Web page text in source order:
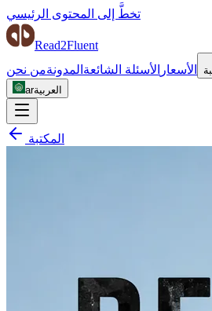
تخطَّ إلى المحتوى الرئيسي
Read2Fluent
الأسعار الأسئلة الشائعة المدونةمن نحن
arالعربية
المكتبة